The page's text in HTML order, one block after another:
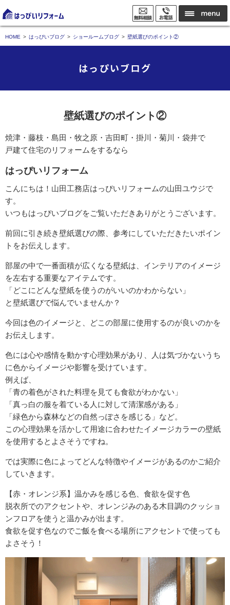
HOME はっぴいブログ ショールームブログ 壁紙選びのポイント②
はっぴいブログ
壁紙選びのポイント②
焼津・藤枝・島田・牧之原・吉田町・掛川・菊川・袋井で
戸建て住宅のリフォームをするなら
はっぴいリフォーム
こんにちは！山田工務店はっぴいリフォームの山田ユウジで
す。
いつもはっぴいブログをご覧いただきありがとうございます。
前回に引き続き壁紙選びの際、参考にしていただきたいポイン
トをお伝えします。
部屋の中で一番面積が広くなる壁紙は、インテリアのイメージ
を左右する重要なアイテムです。
「どこにどんな壁紙を使うのがいいのかわからない」
と壁紙選びで悩んでいませんか？
今回は色のイメージと、どこの部屋に使用するのが良いのかを
お伝えします。
色には心や感情を動かす心理効果があり、人は気づかないうち
に色からイメージや影響を受けています。
例えば、
「青の着色がされた料理を見ても食欲がわかない」
「真っ白の服を着ている人に対して清潔感がある」
「緑色から森林などの自然っぽさを感じる」など。
この心理効果を活かして用途に合わせたイメージカラーの壁紙
を使用するとよさそうですね。
では実際に色によってどんな特徴やイメージがあるのかご紹介
していきます。
【赤・オレンジ系】温かみを感じる色、食欲を促す色
脱衣所でのアクセントや、オレンジみのある木目調のクッショ
ンフロアを使うと温かみが出ます。
食欲を促す色なのでご飯を食べる場所にアクセントで使っても
よさそう！